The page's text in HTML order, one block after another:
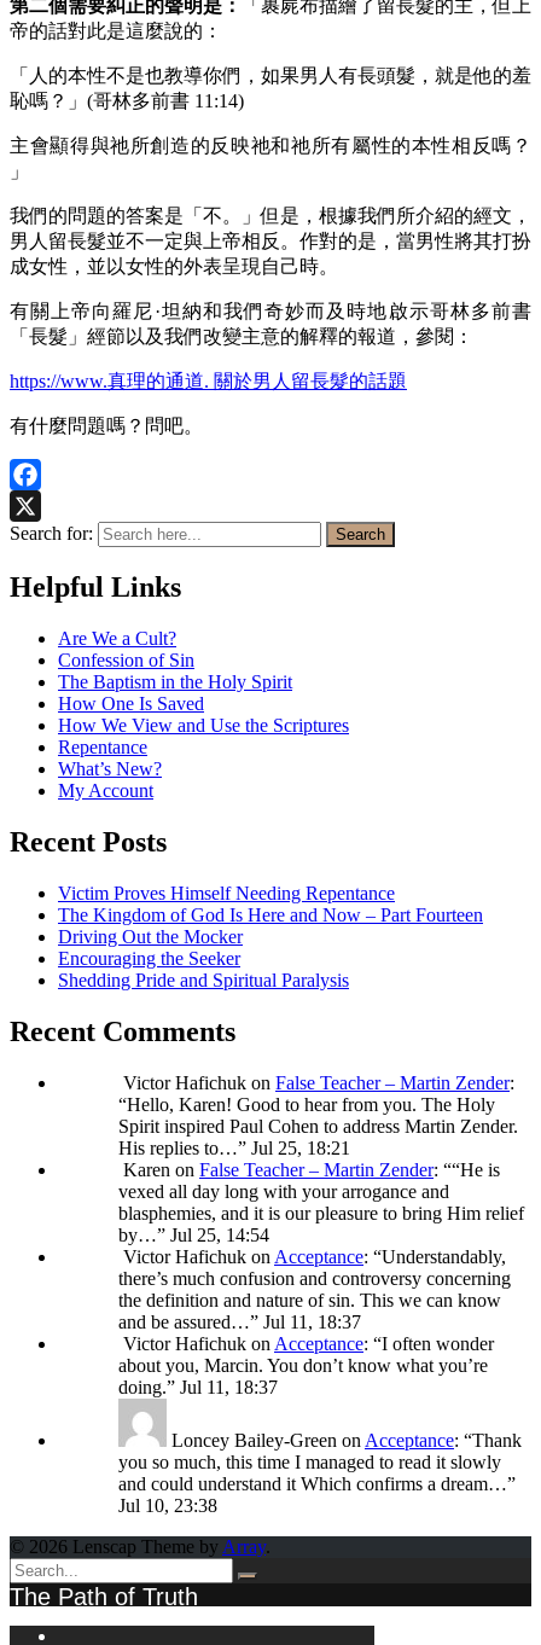
第二個需要糾正的聲明是：
「裹屍布描繪了留長髮的主，但上
帝的話對此是這麼說的：
「人的本性不是也教導你們，如果男人有長頭髮，就是他的羞
恥嗎？」(哥林多前書 11:14)
主會顯得與祂所創造的反映祂和祂所有屬性的本性相反嗎？
」
我們的問題的答案是「不。」但是，根據我們所介紹的經文，
男人留長髮並不一定與上帝相反。作對的是，當男性將其打扮
成女性，並以女性的外表呈現自己時。
有關上帝向羅尼·坦納和我們奇妙而及時地啟示哥林多前書
「長髮」經節以及我們改變主意的解釋的報道，參閱：
https://www.真理的通道. 關於男人留長髮的話題
有什麼問題嗎？問吧。
Facebook
X
Search for: Search
Helpful Links
Are We a Cult?
Confession of Sin
The Baptism in the Holy Spirit
How One Is Saved
How We View and Use the Scriptures
Repentance
What’s New?
My Account
Recent Posts
Victim Proves Himself Needing Repentance
The Kingdom of God Is Here and Now – Part Fourteen
Driving Out the Mocker
Encouraging the Seeker
Shedding Pride and Spiritual Paralysis
Recent Comments
Victor Hafichuk on False Teacher – Martin Zender:
“Hello, Karen! Good to hear from you. The Holy
Spirit inspired Paul Cohen to address Martin Zender.
His replies to…” Jul 25, 18:21
Karen on False Teacher – Martin Zender: ““He is
vexed all day long with your arrogance and
blasphemies, and it is our pleasure to bring Him relief
by…” Jul 25, 14:54
Victor Hafichuk on Acceptance: “Understandably,
there’s much confusion and controversy concerning
the definition and nature of sin. This we can know
and be assured…” Jul 11, 18:37
Victor Hafichuk on Acceptance: “I often wonder
about you, Marcin. You don’t know what you’re
doing.” Jul 11, 18:37
Loncey Bailey-Green on Acceptance: “Thank
you so much, this time I managed to read it slowly
and could understand it Which confirms a dream…”
Jul 10, 23:38
© 2026 Lenscap Theme by Array.
The Path of Truth